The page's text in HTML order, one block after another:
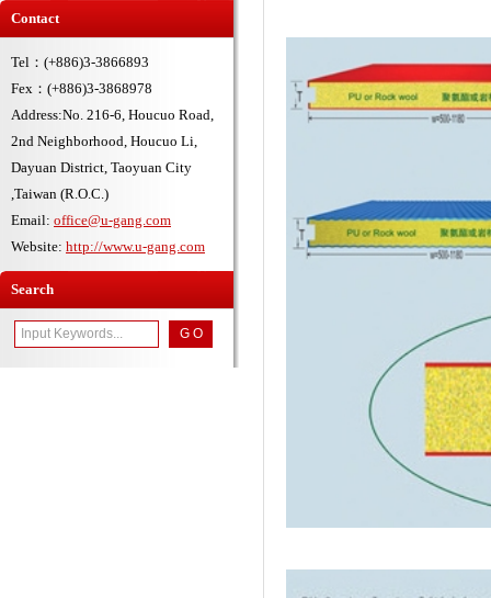
Contact
Tel：(+886)3-3866893
Fex：(+886)3-3868978
Address:No. 216-6, Houcuo Road,
2nd Neighborhood, Houcuo Li,
Dayuan District, Taoyuan City
,Taiwan (R.O.C.)
Email: office@u-gang.com
Website: http://www.u-gang.com
Search